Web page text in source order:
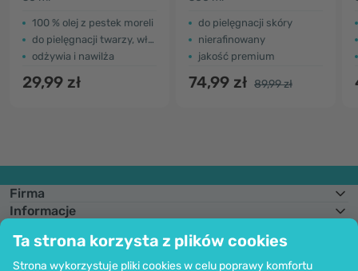
Ta strona korzysta z plików cookies
Strona wykorzystuje pliki cookies w celu poprawy komfortu
100 % olej z pestek moreli
do pielęgnacji twarzy, włosów i ciała
odżywia i nawilża
29,99 zł
​do pielęgnacji skóry
nierafinowany
jakość premium
74,99 zł 89,99 zł
Firma
Informacje
Pomoc i zamówienia